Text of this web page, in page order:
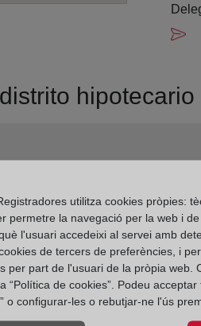
hipotecario
utilitza cookies pròpies:
permetre la navegació per la web i
l'usuari accedeixi al servei amb
de tercers de preferències, i
per part de l'usuari de la pròpia web.
“Política de cookies”. Podeu
o configurar-les o rebutjar-ne l'ús